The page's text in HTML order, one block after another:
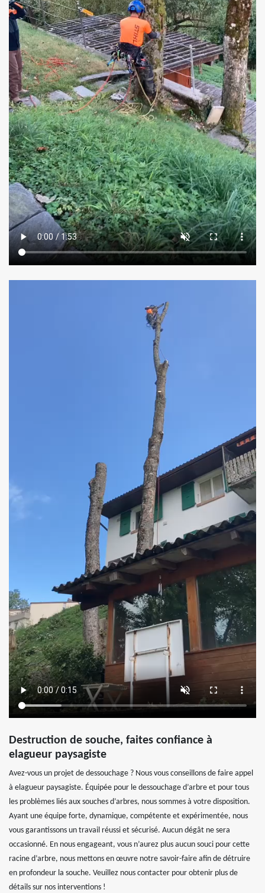
Destruction de souche, faites confiance à
elagueur paysagiste
Avez-vous un projet de dessouchage ? Nous vous conseillons de faire appel
à elagueur paysagiste. Équipée pour le dessouchage d’arbre et pour tous
les problèmes liés aux souches d’arbres, nous sommes à votre disposition.
Ayant une équipe forte, dynamique, compétente et expérimentée, nous
vous garantissons un travail réussi et sécurisé. Aucun dégât ne sera
occasionné. En nous engageant, vous n’aurez plus aucun souci pour cette
racine d’arbre, nous mettons en œuvre notre savoir-faire afin de détruire
en profondeur la souche. Veuillez nous contacter pour obtenir plus de
détails sur nos interventions !